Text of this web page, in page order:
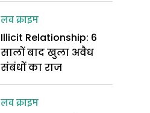
लव क्राइम
Illicit Relationship: 6
सालों बाद खुला अवैध
संबंधों का राज
लव क्राइम